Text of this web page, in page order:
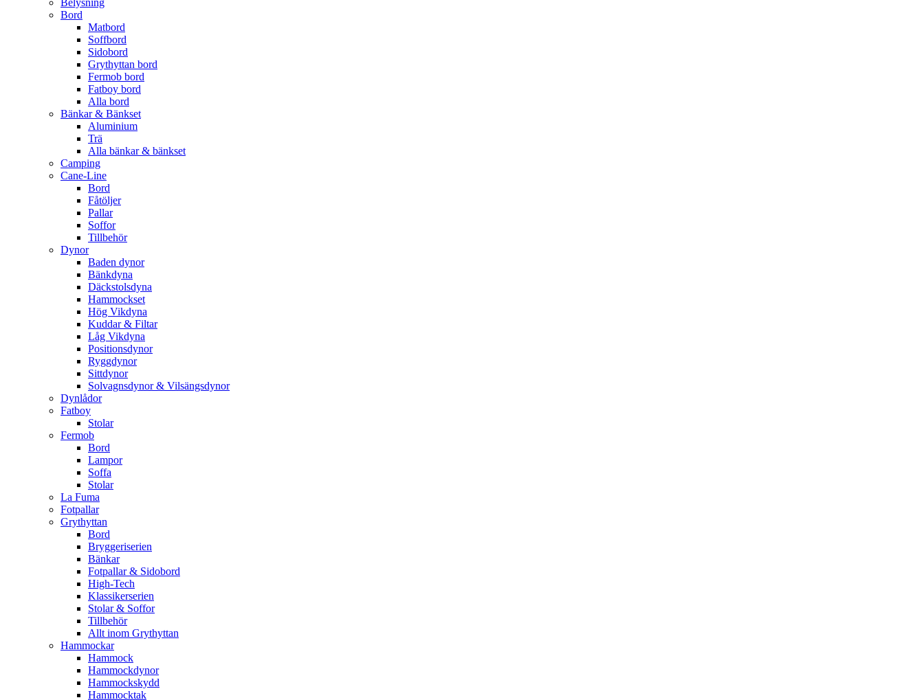
Belysning
Bord
Matbord
Soffbord
Sidobord
Grythyttan bord
Fermob bord
Fatboy bord
Alla bord
Bänkar & Bänkset
Aluminium
Trä
Alla bänkar & bänkset
Camping
Cane-Line
Bord
Fåtöljer
Pallar
Soffor
Tillbehör
Dynor
Baden dynor
Bänkdyna
Däckstolsdyna
Hammockset
Hög Vikdyna
Kuddar & Filtar
Låg Vikdyna
Positionsdynor
Ryggdynor
Sittdynor
Solvagnsdynor & Vilsängsdynor
Dynlådor
Fatboy
Stolar
Fermob
Bord
Lampor
Soffa
Stolar
La Fuma
Fotpallar
Grythyttan
Bord
Bryggeriserien
Bänkar
Fotpallar & Sidobord
High-Tech
Klassikerserien
Stolar & Soffor
Tillbehör
Allt inom Grythyttan
Hammockar
Hammock
Hammockdynor
Hammockskydd
Hammocktak